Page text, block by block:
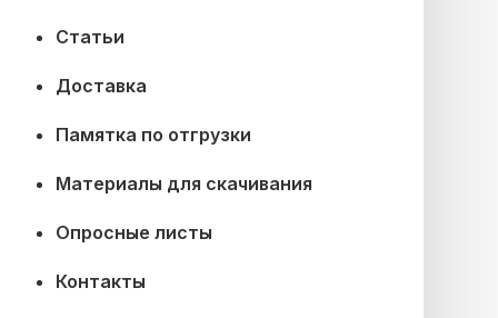
Статьи
Доставка
Памятка по отгрузки
Материалы для скачивания
Опросные листы
Контакты